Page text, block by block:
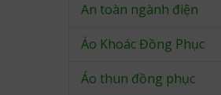
An toàn ngành điện
Áo Khoác Đồng Phục
Áo thun đồng phục